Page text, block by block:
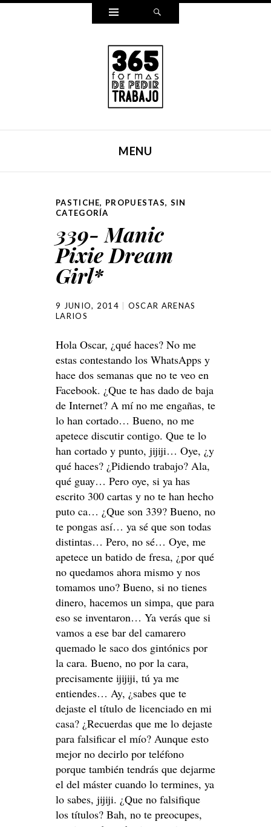
Widgets
MENU
PASTICHE, PROPUESTAS, SIN
CATEGORÍA
339- Manic
Pixie Dream
Girl*
9 JUNIO, 2014
OSCAR ARENAS
LARIOS
Hola Oscar, ¿qué haces? No me
estas contestando los WhatsApps y
hace dos semanas que no te veo en
Facebook. ¿Que te has dado de baja
de Internet? A mí no me engañas, te
lo han cortado… Bueno, no me
apetece discutir contigo. Que te lo
han cortado y punto, jijiji… Oye, ¿y
qué haces? ¿Pidiendo trabajo? Ala,
qué guay… Pero oye, si ya has
escrito 300 cartas y no te han hecho
puto ca… ¿Que son 339? Bueno, no
te pongas así… ya sé que son todas
distintas… Pero, no sé… Oye, me
apetece un batido de fresa, ¿por qué
no quedamos ahora mismo y nos
tomamos uno? Bueno, si no tienes
dinero, hacemos un simpa, que para
eso se inventaron… Ya verás que si
vamos a ese bar del camarero
quemado le saco dos gintónics por
la cara. Bueno, no por la cara,
precisamente ijijiji, tú ya me
entiendes… Ay, ¿sabes que te
dejaste el título de licenciado en mi
casa? ¿Recuerdas que me lo dejaste
para falsificar el mío? Aunque esto
mejor no decirlo por teléfono
porque también tendrás que dejarme
el del máster cuando lo termines, ya
lo sabes, jijiji. ¿Que no falsifique
los títulos? Bah, no te preocupes,